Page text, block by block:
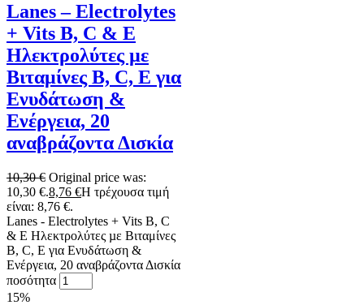
Lanes – Electrolytes
+ Vits B, C & E
Ηλεκτρολύτες µε
Βιταμίνες B, C, E για
Ενυδάτωση &
Ενέργεια, 20
αναβράζοντα Δισκία
10,30€ Original price was:
10,30 €.8,76 €Η τρέχουσα τιμή
είναι: 8,76 €.
Lanes - Electrolytes + Vits B, C
& E Ηλεκτρολύτες µε Βιταμίνες
B, C, E για Ενυδάτωση &
Ενέργεια, 20 αναβράζοντα Δισκία
ποσότητα
15%